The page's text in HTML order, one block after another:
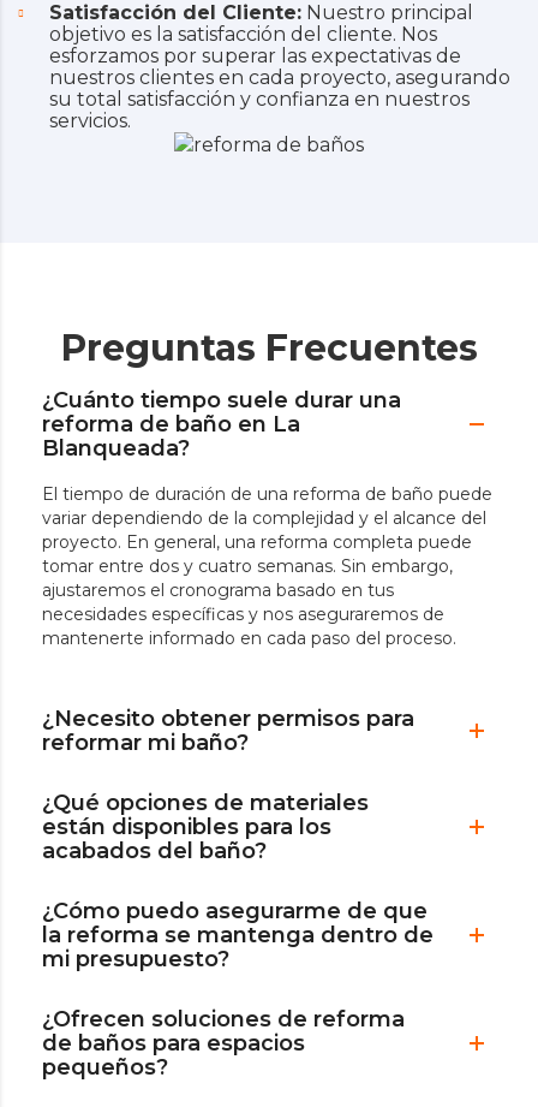
Satisfacción del Cliente: Nuestro principal
objetivo es la satisfacción del cliente. Nos
esforzamos por superar las expectativas de
nuestros clientes en cada proyecto, asegurando
su total satisfacción y confianza en nuestros
servicios.
Preguntas Frecuentes
¿Cuánto tiempo suele durar una
reforma de baño en La
Blanqueada?
El tiempo de duración de una reforma de baño puede
variar dependiendo de la complejidad y el alcance del
proyecto. En general, una reforma completa puede
tomar entre dos y cuatro semanas. Sin embargo,
ajustaremos el cronograma basado en tus
necesidades específicas y nos aseguraremos de
mantenerte informado en cada paso del proceso.
¿Necesito obtener permisos para
reformar mi baño?
¿Qué opciones de materiales
están disponibles para los
acabados del baño?
¿Cómo puedo asegurarme de que
la reforma se mantenga dentro de
mi presupuesto?
¿Ofrecen soluciones de reforma
de baños para espacios
pequeños?